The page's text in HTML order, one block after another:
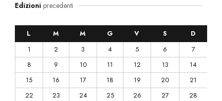
Edizioni precedenti
L M M G V S
D
1
2 3 4 5 6
7
8
9 10 11 12 13
14
15
16 17 18 19 20
21
22
23 24 25 26 27
28